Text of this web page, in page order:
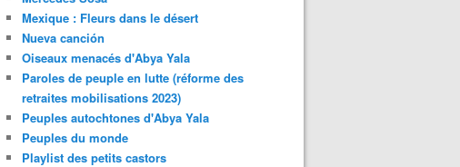
Mexique : Fleurs dans le désert
Nueva canción
Oiseaux menacés d'Abya Yala
Paroles de peuple en lutte (réforme des
retraites mobilisations 2023)
Peuples autochtones d'Abya Yala
Peuples du monde
Playlist des petits castors